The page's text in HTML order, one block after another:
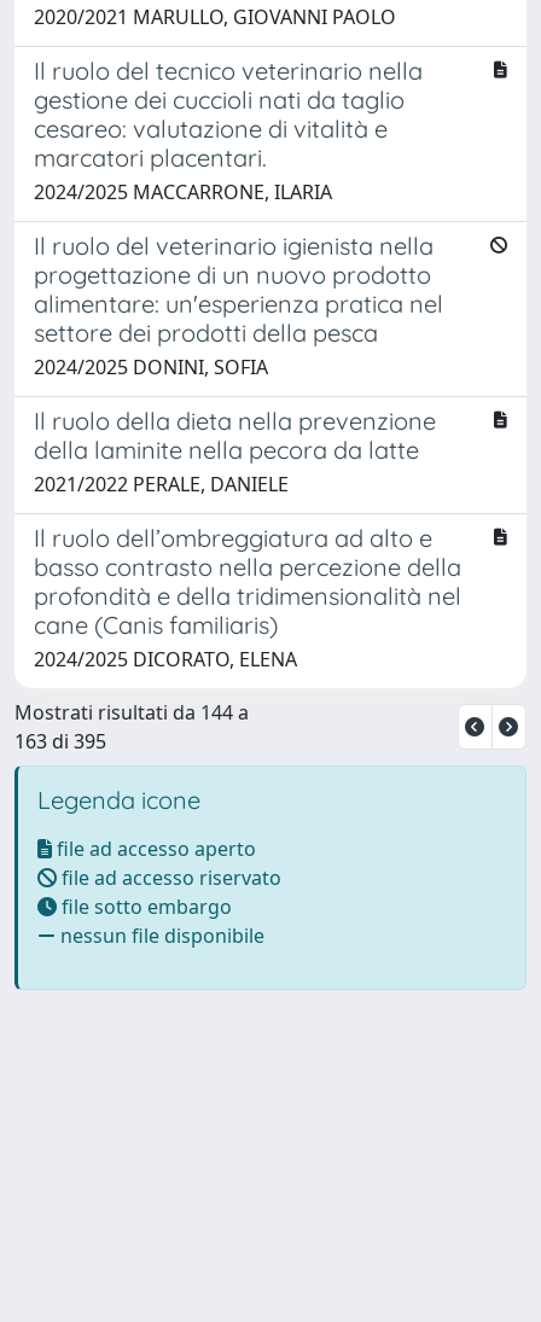
2020/2021 MARULLO, GIOVANNI PAOLO
Il ruolo del tecnico veterinario nella
gestione dei cuccioli nati da taglio
cesareo: valutazione di vitalità e
marcatori placentari.
2024/2025 MACCARRONE, ILARIA
Il ruolo del veterinario igienista nella
progettazione di un nuovo prodotto
alimentare: un'esperienza pratica nel
settore dei prodotti della pesca
2024/2025 DONINI, SOFIA
Il ruolo della dieta nella prevenzione
della laminite nella pecora da latte
2021/2022 PERALE, DANIELE
Il ruolo dell’ombreggiatura ad alto e
basso contrasto nella percezione della
profondità e della tridimensionalità nel
cane (Canis familiaris)
2024/2025 DICORATO, ELENA
Mostrati risultati da 144 a
163 di 395
Legenda icone
file ad accesso aperto
file ad accesso riservato
file sotto embargo
nessun file disponibile